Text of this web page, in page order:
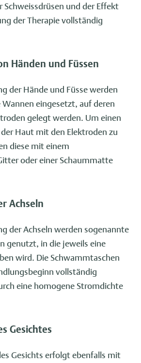
Schweissdrüsen und der Effekt
der Therapie vollständig
Händen und Füssen
der Hände und Füsse werden
eingesetzt, auf deren
gelegt werden. Um einen
Haut mit den Elektroden zu
diese mit einem
oder einer Schaummatte
Achseln
der Achseln werden sogenannte
genutzt, in die jeweils eine
wird. Die Schwammtaschen
vollständig
eine homogene Stromdichte
Gesichtes
Gesichts erfolgt ebenfalls mit